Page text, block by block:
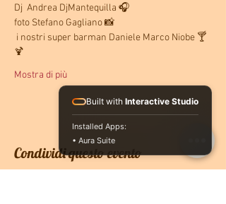
Dj  Andrea DjMantequilla 🎧
foto Stefano Gagliano 📸
i nostri super barman Daniele Marco Niobe 🍸
🍹
Mostra di più
Condividi questo evento
Built with Interactive Studio
Installed Apps:
• Aura Suite